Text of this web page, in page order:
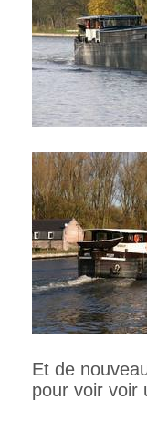
Et de
pour voir voir